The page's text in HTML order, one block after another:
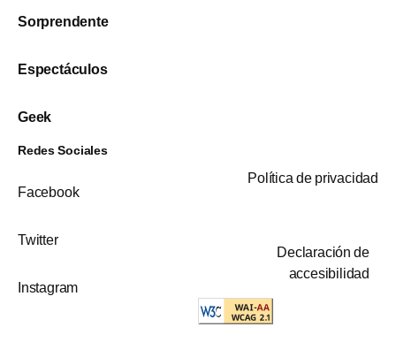
Sorprendente
Espectáculos
Geek
Redes Sociales
Facebook
Twitter
Instagram
Política de privacidad
Declaración de
accesibilidad